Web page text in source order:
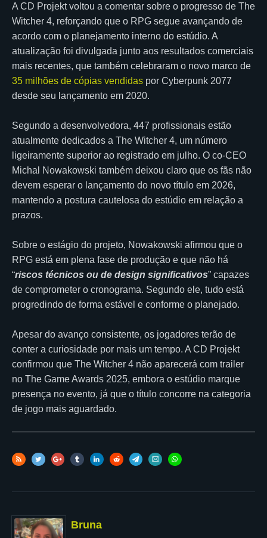
A CD Projekt voltou a comentar sobre o progresso de The
Witcher 4, reforçando que o RPG segue avançando de
acordo com o planejamento interno do estúdio. A
atualização foi divulgada junto aos resultados comerciais
mais recentes, que também celebraram o novo marco de
35 milhões de cópias vendidas por Cyberpunk 2077
desde seu lançamento em 2020.
Segundo a desenvolvedora, 447 profissionais estão
atualmente dedicados a The Witcher 4, um número
ligeiramente superior ao registrado em julho. O co-CEO
Michal Nowakowski também deixou claro que os fãs não
devem esperar o lançamento do novo título em 2026,
mantendo a postura cautelosa do estúdio em relação a
prazos.
Sobre o estágio do projeto, Nowakowski afirmou que o
RPG está em plena fase de produção e que não há
“riscos técnicos ou de design significativos” capazes
de comprometer o cronograma. Segundo ele, tudo está
progredindo de forma estável e conforme o planejado.
Apesar do avanço consistente, os jogadores terão de
conter a curiosidade por mais um tempo. A CD Projekt
confirmou que The Witcher 4 não aparecerá com trailer
no The Game Awards 2025, embora o estúdio marque
presença no evento, já que o título concorre na categoria
de jogo mais aguardado.
Bruna